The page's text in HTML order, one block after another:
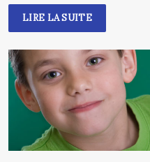
LIRE LA SUITE